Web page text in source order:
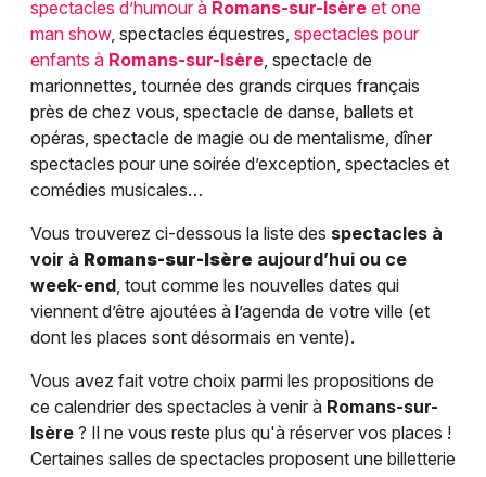
spectacles d’humour à Romans-sur-Isère et one
man show, spectacles équestres, spectacles pour
enfants à Romans-sur-Isère , spectacle de
marionnettes, tournée des grands cirques français
près de chez vous, spectacle de danse, ballets et
opéras, spectacle de magie ou de mentalisme, dîner
spectacles pour une soirée d’exception, spectacles et
comédies musicales…
Vous trouverez ci-dessous la liste des spectacles à
voir à Romans-sur-Isère aujourd’hui ou ce
week-end , tout comme les nouvelles dates qui
viennent d’être ajoutées à l’agenda de votre ville (et
dont les places sont désormais en vente).
Vous avez fait votre choix parmi les propositions de
ce calendrier des spectacles à venir à Romans-sur-
Isère ? Il ne vous reste plus qu'à réserver vos places !
Certaines salles de spectacles proposent une billetterie